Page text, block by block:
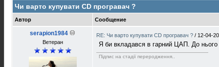
Чи варто купувати CD програвач ?
Автор Сообщение
serapion1984
Ветеран
RE: Чи варто купувати CD програвач ? / 12-04-
Я би вкладався в гарний ЦАП. До нього
Підпис на стадії переродження..